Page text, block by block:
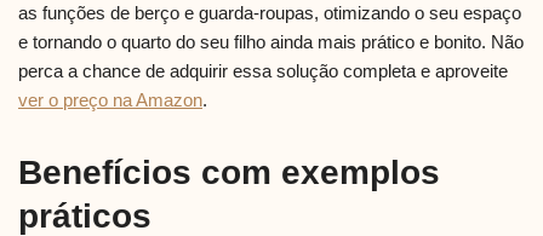
as funções de berço e guarda-roupas, otimizando o seu espaço
e tornando o quarto do seu filho ainda mais prático e bonito. Não
perca a chance de adquirir essa solução completa e aproveite
ver o preço na Amazon.
Benefícios com exemplos
práticos